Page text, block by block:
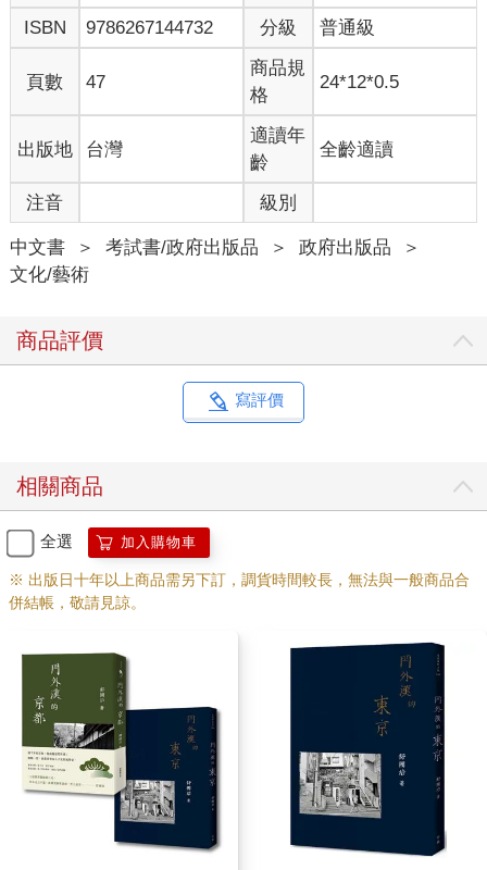
ISBN
9786267144732 分級 普通級
頁數 47
商品規
格
24*12*0.5
出版地 台灣
適讀年
齡
全齡適讀
注音 級別
中文書 ＞ 考試書/政府出版品 ＞ 政府出版品
＞
文化/藝術
商品評價
寫評價
相關商品
全選 加入購物車
※ 出版日十年以上商品需另下訂，調貨時間較長，無法與一般商品合
併結帳，敬請見諒。